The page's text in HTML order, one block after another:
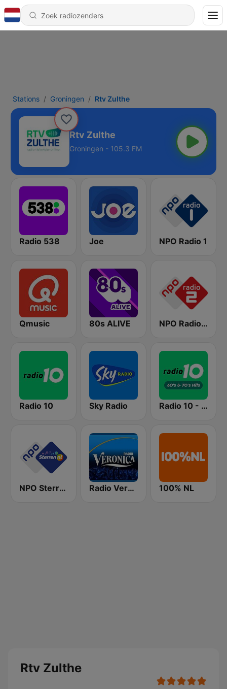
Stations Groningen Rtv Zulthe
Rtv Zulthe
Groningen - 105.3 FM
Radio 538 Joe NPO Radio 1
Qmusic 80s ALIVE NPO Radio 2
Radio 10 Sky Radio Radio 10 - 60s & 70s Hits
NPO Sterren Radio Veronica 100% NL
Rtv Zulthe